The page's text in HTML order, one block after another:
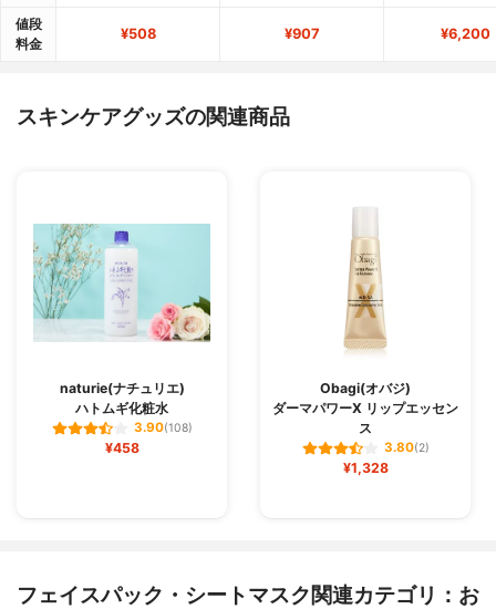
値段
料金
¥508 ¥907 ¥6,200
スキンケアグッズの関連商品
naturie(ナチュリエ)
ハトムギ化粧水
3.90(108)
¥458
Obagi(オバジ)
ダーマパワーX リップエッセン
ス
3.80(2)
¥1,328
フェイスパック・シートマスク関連カテゴリ：お